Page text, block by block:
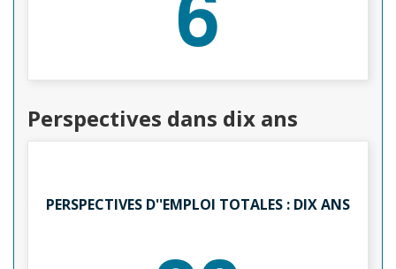
Perspectives dans dix ans
PERSPECTIVES D''EMPLOI TOTALES : DIX ANS